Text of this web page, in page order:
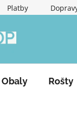
Platby
Obaly Rošty